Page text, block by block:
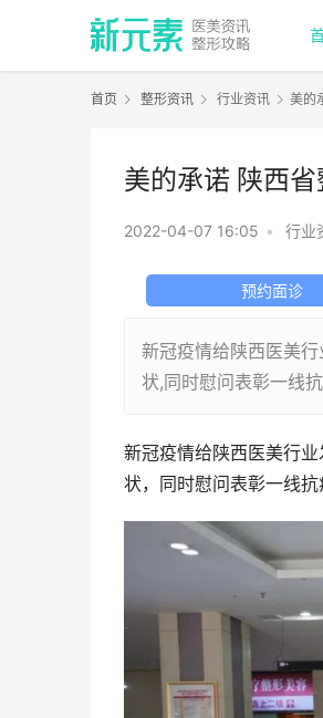
首页 整形资讯 行业资讯 美的
美的承诺 陕西
2022-04-07 16:05 • 行业
预约面诊
新冠疫情给陕西医美
状,同时慰问表彰一线
新冠疫情给陕西医美行
状，同时慰问表彰一线